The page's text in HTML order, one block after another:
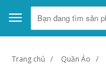
Toggle
navigation
Trang chủ Quần Áo